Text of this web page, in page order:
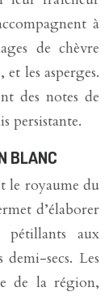
à
de chèvre
les asperges.
des notes de
persistante.
BLANC
le royaume du
d’élaborer
pétillants aux
secs. Les
de la région,